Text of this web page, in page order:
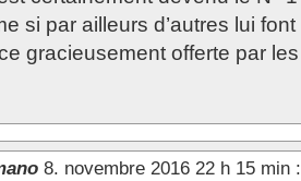
si par ailleurs d’autres lui
gracieusement offerte par
8. novembre 2016 22 h 15 min :